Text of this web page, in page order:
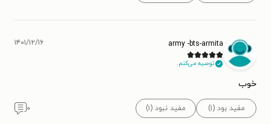
army -bts-armita
توصیه می‌کنم.
۱۴۰۱/۱۲/۱۶
خوب
مفید بود (۱) مفید نبود (۱) ۰